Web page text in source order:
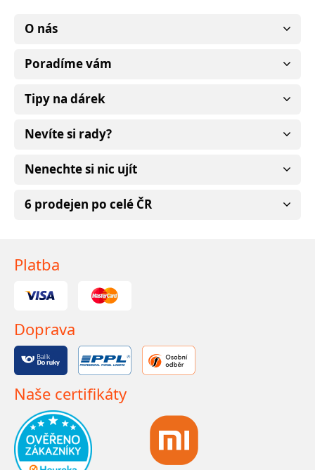
O nás
Poradíme vám
Tipy na dárek
Nevíte si rady?
Nenechte si nic ujít
6 prodejen po celé ČR
Platba
Doprava
Naše certifikáty